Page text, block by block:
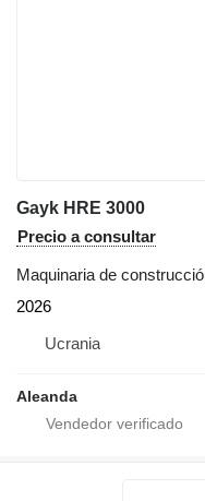
Gayk HRE 3000
Precio a consultar
Maquinaria de
2026
Ucrania
Aleanda